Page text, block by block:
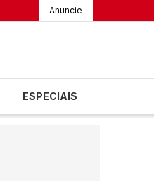
Anuncie
ESPECIAIS